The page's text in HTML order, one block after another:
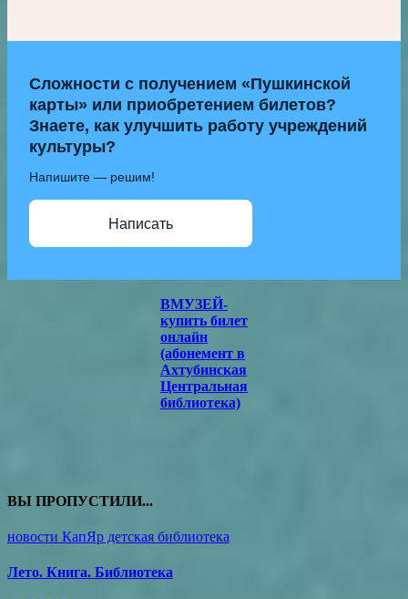
Сложности с получением «Пушкинской
карты» или приобретением билетов?
Знаете, как улучшить работу учреждений
культуры?
Напишите — решим!
Написать
ВМУЗЕЙ-
купить билет
онлайн
(абонемент в
Ахтубинская
Центральная
библиотека)
ВЫ ПРОПУСТИЛИ...
новости КапЯр детская библиотека
Лето. Книга. Библиотека